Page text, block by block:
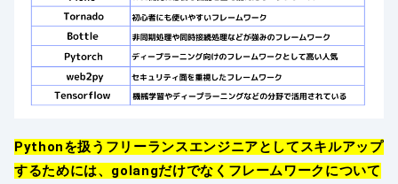
Pythonを扱うフリーランスエンジニアとしてスキルアップ
するためには、golangだけでなくフレームワークについて